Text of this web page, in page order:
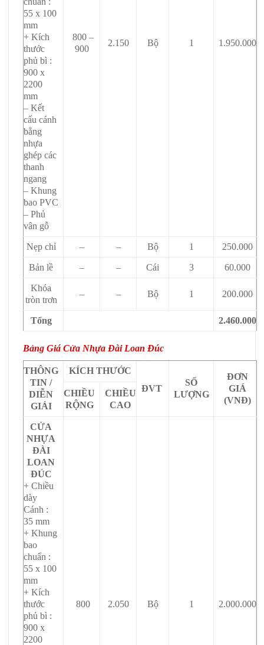
55 x 100
mm
+ Kích
thước
phủ bì :
900 x
2200
mm
– Kết
cấu cánh
bằng
nhựa
ghép các
thanh
ngang
– Khung
bao PVC
– Phủ
vân gỗ
800 –
900
2.150 Bộ 1 1.950.000
Nẹp chỉ – – Bộ 1 250.000
Bản lề – – Cái 3 60.000
Khóa
tròn trơn
– – Bộ 1 200.000
Tổng 2.460.000
Bảng Giá Cửa Nhựa Đài Loan Đúc
THÔNG
TIN /
DIỄN
GIẢI
KÍCH THƯỚC
ĐVT
SỐ
LƯỢNG
ĐƠN
GIÁ
(VNĐ)
CHIỀU
RỘNG
CHIỀU
CAO
CỬA
NHỰA
ĐÀI
LOAN
ĐÚC
+ Chiều
dày
Cánh :
35 mm
+ Khung
bao
chuẩn :
55 x 100
mm
+ Kích
thước
phủ bì :
900 x
2200
800 2.050 Bộ 1 2.000.000